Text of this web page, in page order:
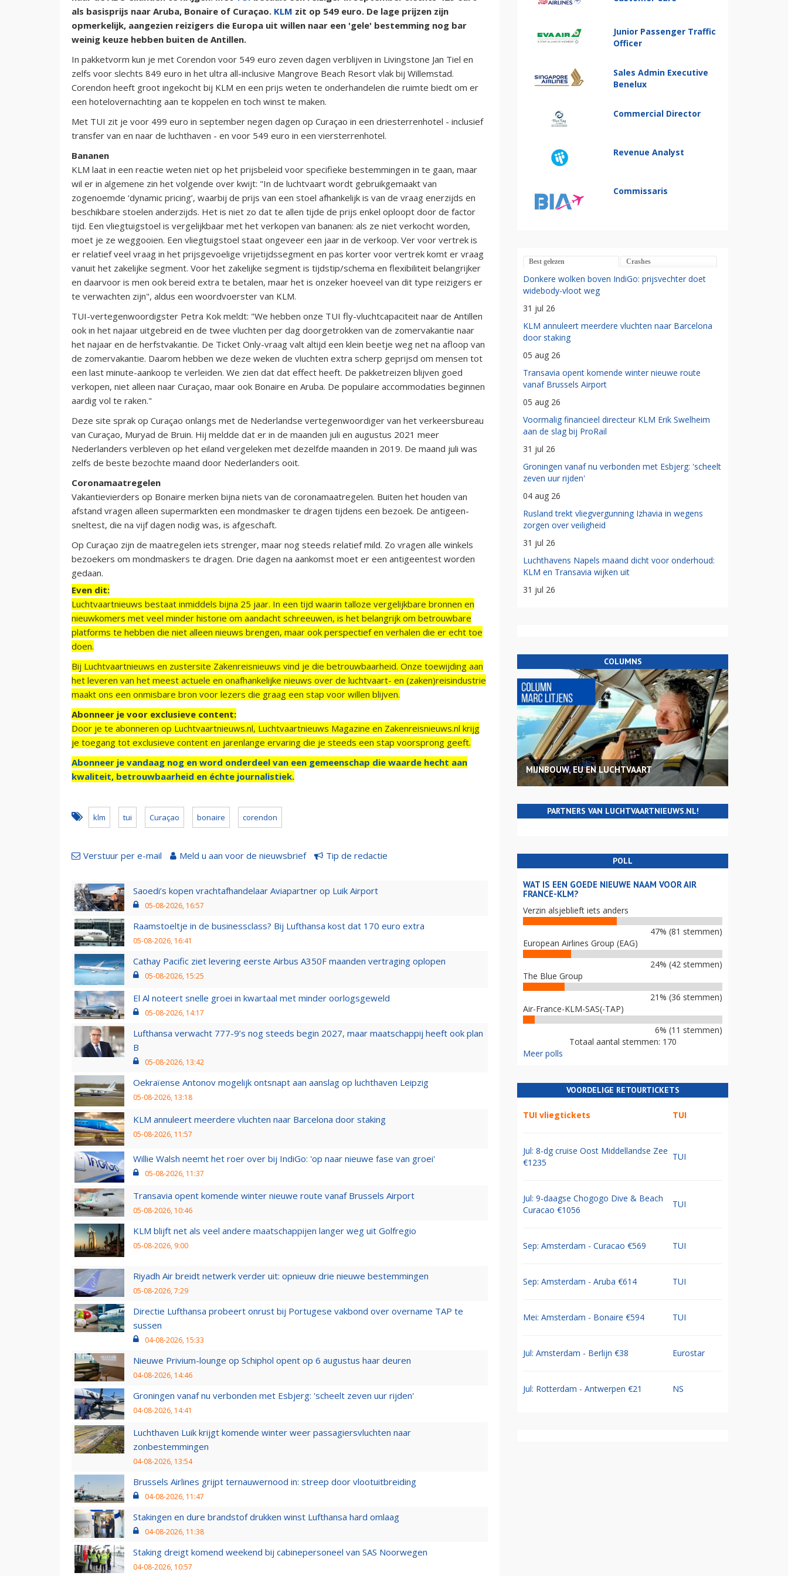
als basisprijs naar Aruba, Bonaire of Curaçao. KLM zit op 549 euro. De lage prijzen zijn
opmerkelijk, aangezien reizigers die Europa uit willen naar een 'gele' bestemming nog bar
weinig keuze hebben buiten de Antillen.
In pakketvorm kun je met Corendon voor 549 euro zeven dagen verblijven in Livingstone Jan Tiel en
zelfs voor slechts 849 euro in het ultra all-inclusive Mangrove Beach Resort vlak bij Willemstad.
Corendon heeft groot ingekocht bij KLM en een prijs weten te onderhandelen die ruimte biedt om er
een hotelovernachting aan te koppelen en toch winst te maken.
Met TUI zit je voor 499 euro in september negen dagen op Curaçao in een driesterrenhotel - inclusief
transfer van en naar de luchthaven - en voor 549 euro in een viersterrenhotel.
Bananen
KLM laat in een reactie weten niet op het prijsbeleid voor specifieke bestemmingen in te gaan, maar
wil er in algemene zin het volgende over kwijt: "In de luchtvaart wordt gebruikgemaakt van
zogenoemde ‘dynamic pricing’, waarbij de prijs van een stoel afhankelijk is van de vraag enerzijds en
beschikbare stoelen anderzijds. Het is niet zo dat te allen tijde de prijs enkel oploopt door de factor
tijd. Een vliegtuigstoel is vergelijkbaar met het verkopen van bananen: als ze niet verkocht worden,
moet je ze weggooien. Een vliegtuigstoel staat ongeveer een jaar in de verkoop. Ver voor vertrek is
er relatief veel vraag in het prijsgevoelige vrijetijdssegment en pas korter voor vertrek komt er vraag
vanuit het zakelijke segment. Voor het zakelijke segment is tijdstip/schema en flexibiliteit belangrijker
en daarvoor is men ook bereid extra te betalen, maar het is onzeker hoeveel van dit type reizigers er
te verwachten zijn", aldus een woordvoerster van KLM.
TUI-vertegenwoordigster Petra Kok meldt: "We hebben onze TUI fly-vluchtcapaciteit naar de Antillen
ook in het najaar uitgebreid en de twee vluchten per dag doorgetrokken van de zomervakantie naar
het najaar en de herfstvakantie. De Ticket Only-vraag valt altijd een klein beetje weg net na afloop van
de zomervakantie. Daarom hebben we deze weken de vluchten extra scherp geprijsd om mensen tot
een last minute-aankoop te verleiden. We zien dat dat effect heeft. De pakketreizen blijven goed
verkopen, niet alleen naar Curaçao, maar ook Bonaire en Aruba. De populaire accommodaties beginnen
aardig vol te raken."
Deze site sprak op Curaçao onlangs met de Nederlandse vertegenwoordiger van het verkeersbureau
van Curaçao, Muryad de Bruin. Hij meldde dat er in de maanden juli en augustus 2021 meer
Nederlanders verbleven op het eiland vergeleken met dezelfde maanden in 2019. De maand juli was
zelfs de beste bezochte maand door Nederlanders ooit.
Coronamaatregelen
Vakantievierders op Bonaire merken bijna niets van de coronamaatregelen. Buiten het houden van
afstand vragen alleen supermarkten een mondmasker te dragen tijdens een bezoek. De antigeen-
sneltest, die na vijf dagen nodig was, is afgeschaft.
Op Curaçao zijn de maatregelen iets strenger, maar nog steeds relatief mild. Zo vragen alle winkels
bezoekers om mondmaskers te dragen. Drie dagen na aankomst moet er een antigeentest worden
gedaan.
Even dit:
Luchtvaartnieuws bestaat inmiddels bijna 25 jaar. In een tijd waarin talloze vergelijkbare bronnen en
nieuwkomers met veel minder historie om aandacht schreeuwen, is het belangrijk om betrouwbare
platforms te hebben die niet alleen nieuws brengen, maar ook perspectief en verhalen die er echt toe
doen.
Bij Luchtvaartnieuws en zustersite Zakenreisnieuws vind je die betrouwbaarheid. Onze toewijding aan
het leveren van het meest actuele en onafhankelijke nieuws over de luchtvaart- en (zaken)reisindustrie
maakt ons een onmisbare bron voor lezers die graag een stap voor willen blijven.
Abonneer je voor exclusieve content:
Door je te abonneren op Luchtvaartnieuws.nl, Luchtvaartnieuws Magazine en Zakenreisnieuws.nl krijg
je toegang tot exclusieve content en jarenlange ervaring die je steeds een stap voorsprong geeft.
Abonneer je vandaag nog en word onderdeel van een gemeenschap die waarde hecht aan
kwaliteit, betrouwbaarheid en échte journalistiek.
klm tui Curaçao bonaire corendon
Verstuur per e-mail Meld u aan voor de nieuwsbrief Tip de redactie
Saoedi’s kopen vrachtafhandelaar Aviapartner op Luik Airport
05-08-2026, 16:57
Raamstoeltje in de businessclass? Bij Lufthansa kost dat 170 euro extra
05-08-2026, 16:41
Cathay Pacific ziet levering eerste Airbus A350F maanden vertraging oplopen
05-08-2026, 15:25
El Al noteert snelle groei in kwartaal met minder oorlogsgeweld
05-08-2026, 14:17
Lufthansa verwacht 777-9’s nog steeds begin 2027, maar maatschappij heeft ook plan
B
05-08-2026, 13:42
Oekraïense Antonov mogelijk ontsnapt aan aanslag op luchthaven Leipzig
05-08-2026, 13:18
KLM annuleert meerdere vluchten naar Barcelona door staking
05-08-2026, 11:57
Willie Walsh neemt het roer over bij IndiGo: 'op naar nieuwe fase van groei'
05-08-2026, 11:37
Transavia opent komende winter nieuwe route vanaf Brussels Airport
05-08-2026, 10:46
KLM blijft net als veel andere maatschappijen langer weg uit Golfregio
05-08-2026, 9:00
Riyadh Air breidt netwerk verder uit: opnieuw drie nieuwe bestemmingen
05-08-2026, 7:29
Directie Lufthansa probeert onrust bij Portugese vakbond over overname TAP te
sussen
04-08-2026, 15:33
Nieuwe Privium-lounge op Schiphol opent op 6 augustus haar deuren
04-08-2026, 14:46
Groningen vanaf nu verbonden met Esbjerg: 'scheelt zeven uur rijden'
04-08-2026, 14:41
Luchthaven Luik krijgt komende winter weer passagiersvluchten naar
zonbestemmingen
04-08-2026, 13:54
Brussels Airlines grijpt ternauwernood in: streep door vlootuitbreiding
04-08-2026, 11:47
Stakingen en dure brandstof drukken winst Lufthansa hard omlaag
04-08-2026, 11:38
Staking dreigt komend weekend bij cabinepersoneel van SAS Noorwegen
04-08-2026, 10:57
Junior Passenger Traffic
Officer
Sales Admin Executive
Benelux
Commercial Director
Revenue Analyst
Commissaris
Best gelezen Crashes
Donkere wolken boven IndiGo: prijsvechter doet
widebody-vloot weg
31 jul 26
KLM annuleert meerdere vluchten naar Barcelona
door staking
05 aug 26
Transavia opent komende winter nieuwe route
vanaf Brussels Airport
05 aug 26
Voormalig financieel directeur KLM Erik Swelheim
aan de slag bij ProRail
31 jul 26
Groningen vanaf nu verbonden met Esbjerg: 'scheelt
zeven uur rijden'
04 aug 26
Rusland trekt vliegvergunning Izhavia in wegens
zorgen over veiligheid
31 jul 26
Luchthavens Napels maand dicht voor onderhoud:
KLM en Transavia wijken uit
31 jul 26
COLUMNS
MIJNBOUW, EU EN LUCHTVAART
PARTNERS VAN LUCHTVAARTNIEUWS.NL!
POLL
WAT IS EEN GOEDE NIEUWE NAAM VOOR AIR
FRANCE-KLM?
Verzin alsjeblieft iets anders
47% (81 stemmen)
European Airlines Group (EAG)
24% (42 stemmen)
The Blue Group
21% (36 stemmen)
Air-France-KLM-SAS(-TAP)
6% (11 stemmen)
Totaal aantal stemmen: 170
Meer polls
VOORDELIGE RETOURTICKETS
TUI vliegtickets TUI
Jul: 8-dg cruise Oost Middellandse Zee
€1235
TUI
Jul: 9-daagse Chogogo Dive & Beach
Curacao €1056
TUI
Sep: Amsterdam - Curacao €569 TUI
Sep: Amsterdam - Aruba €614 TUI
Mei: Amsterdam - Bonaire €594 TUI
Jul: Amsterdam - Berlijn €38 Eurostar
Jul: Rotterdam - Antwerpen €21 NS